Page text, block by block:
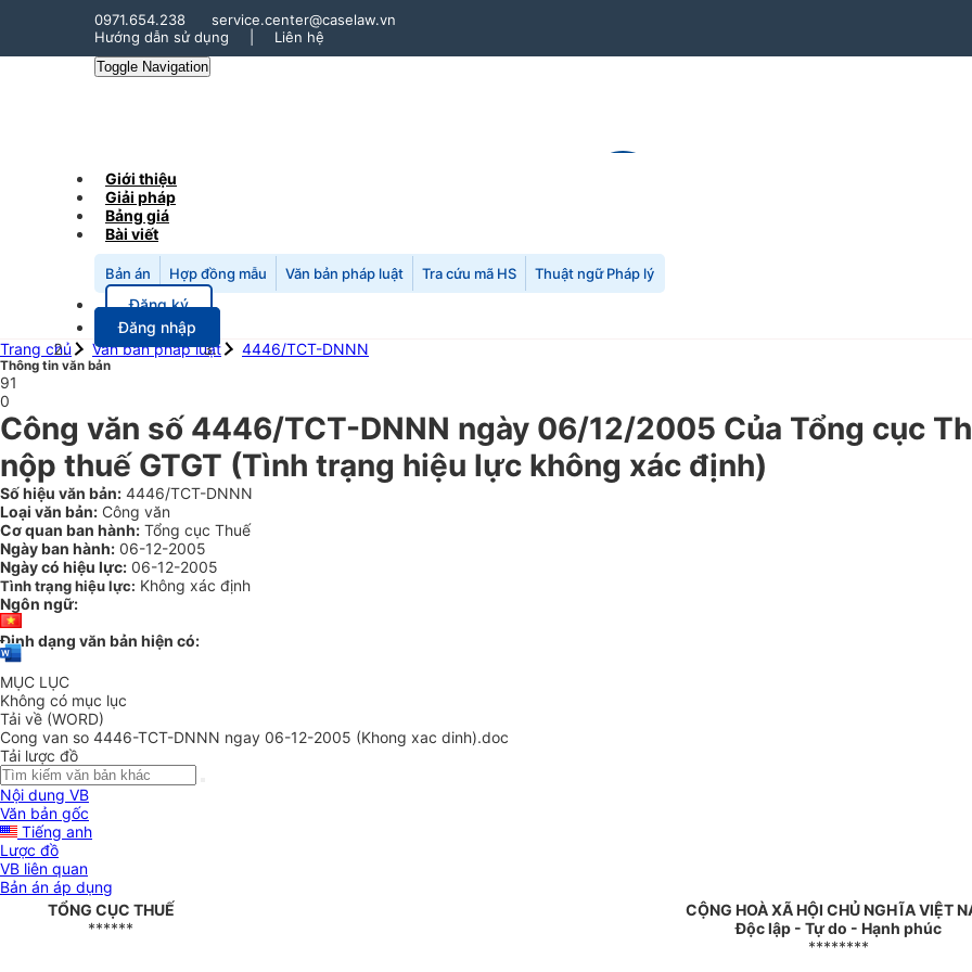
0971.654.238
service.center@caselaw.vn
Hướng dẫn sử dụng
Liên hệ
Toggle Navigation
Giới thiệu
Giải pháp
Bảng giá
Bài viết
Bản án Hợp đồng mẫu Văn bản pháp luật Tra cứu mã HS Thuật ngữ Pháp lý
Đăng ký
Đăng nhập
Trang chủ
Văn bản pháp luật 4446/TCT-DNNN
Thông tin văn bản
91
0
Công văn số 4446/TCT-DNNN ngày 06/12/2005 Của Tổng cục
nộp thuế GTGT (Tình trạng hiệu lực không xác định)
Số hiệu văn bản: 4446/TCT-DNNN
Loại văn bản: Công văn
Cơ quan ban hành: Tổng cục Thuế
Ngày ban hành: 06-12-2005
Ngày có hiệu lực: 06-12-2005
Tình trạng hiệu lực: Không xác định
Ngôn ngữ:
Định dạng văn bản hiện có:
MỤC LỤC
Không có mục lục
Tải về (WORD)
Cong van so 4446-TCT-DNNN ngay 06-12-2005 (Khong xac dinh).doc
Tải lược đồ
Nội dung VB
Văn bản gốc
Tiếng anh
Lược đồ
VB liên quan
Bản án áp dụng
TỔNG CỤC THUẾ
******
CỘNG HOÀ XÃ HỘI CHỦ NGHĨA VIỆT
Độc lập - Tự do - Hạnh phúc
********